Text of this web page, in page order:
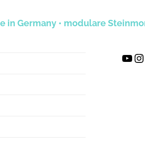
in Germany • modulare